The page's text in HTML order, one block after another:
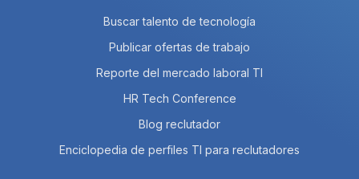
Buscar talento de tecnología
Publicar ofertas de trabajo
Reporte del mercado laboral TI
HR Tech Conference
Blog reclutador
Enciclopedia de perfiles TI para reclutadores